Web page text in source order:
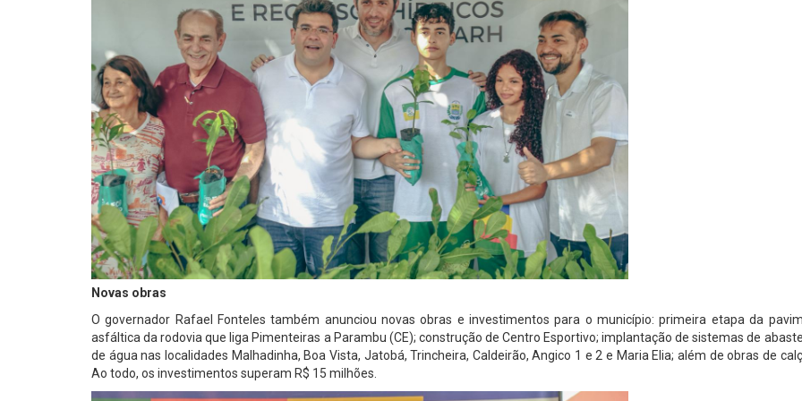
Novas obras
O governador Rafael Fonteles também anunciou novas obras e investimentos para o município: primeira etapa da
asfáltica da rodovia que liga Pimenteiras a Parambu (CE); construção de Centro Esportivo; implantação de sistemas de
de água nas localidades Malhadinha, Boa Vista, Jatobá, Trincheira, Caldeirão, Angico 1 e 2 e Maria Elia; além de obras de
Ao todo, os investimentos superam R$ 15 milhões.